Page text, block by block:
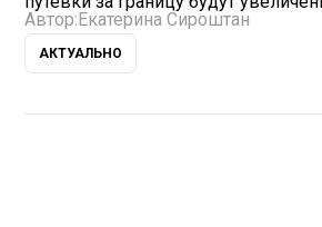
Автор: Екатерина Сироштан
АКТУАЛЬНО